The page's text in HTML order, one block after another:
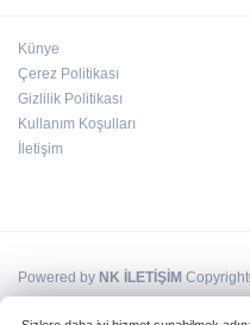
Künye
Çerez Politikası
Gizlilik Politikası
Kullanım Koşulları
İletişim
Powered by NK İLETİŞİM